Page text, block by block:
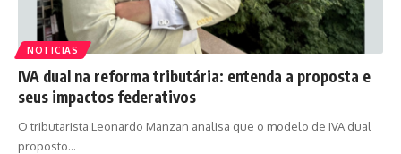
NOTICIAS
IVA dual na reforma tributária: entenda a proposta e
seus impactos federativos
O tributarista Leonardo Manzan analisa que o modelo de IVA dual
proposto…